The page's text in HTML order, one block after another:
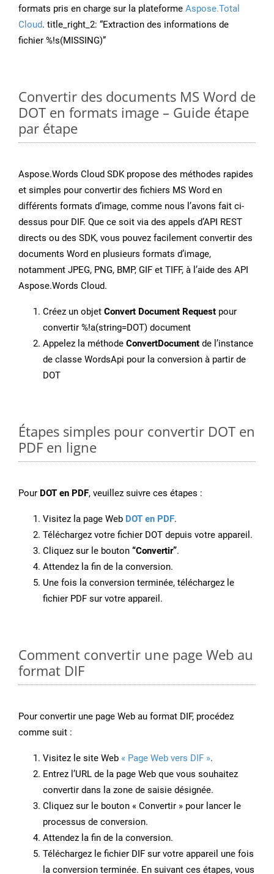
formats pris en charge sur la plateforme Aspose.Total
Cloud. title_right_2: “Extraction des informations de
fichier %!s(MISSING)”
Convertir des documents MS Word de
DOT en formats image – Guide étape
par étape
Aspose.Words Cloud SDK propose des méthodes rapides
et simples pour convertir des fichiers MS Word en
différents formats d’image, comme nous l’avons fait ci-
dessus pour DIF. Que ce soit via des appels d’API REST
directs ou des SDK, vous pouvez facilement convertir des
documents Word en plusieurs formats d’image,
notamment JPEG, PNG, BMP, GIF et TIFF, à l’aide des API
Aspose.Words Cloud.
Créez un objet Convert Document Request pour
convertir %!a(string=DOT) document
Appelez la méthode ConvertDocument de l’instance
de classe WordsApi pour la conversion à partir de
DOT
Étapes simples pour convertir DOT en
PDF en ligne
Pour DOT en PDF, veuillez suivre ces étapes :
Visitez la page Web DOT en PDF.
Téléchargez votre fichier DOT depuis votre appareil.
Cliquez sur le bouton “Convertir”.
Attendez la fin de la conversion.
Une fois la conversion terminée, téléchargez le
fichier PDF sur votre appareil.
Comment convertir une page Web au
format DIF
Pour convertir une page Web au format DIF, procédez
comme suit :
Visitez le site Web « Page Web vers DIF ».
Entrez l’URL de la page Web que vous souhaitez
convertir dans la zone de saisie désignée.
Cliquez sur le bouton « Convertir » pour lancer le
processus de conversion.
Attendez la fin de la conversion.
Téléchargez le fichier DIF sur votre appareil une fois
la conversion terminée. En suivant ces étapes, vous